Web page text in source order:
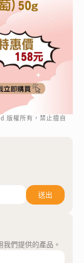
版權所有，禁止擅自
送出
們提供的產品。